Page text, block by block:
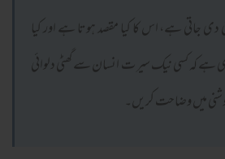
دی جاتی ہے، اس کا کیا مقصد ہوتا ہے اور کیا
ہے کہ کسی نیک سیر ت انسان سے گھٹی دلوائی
میں وضاحت کریں۔